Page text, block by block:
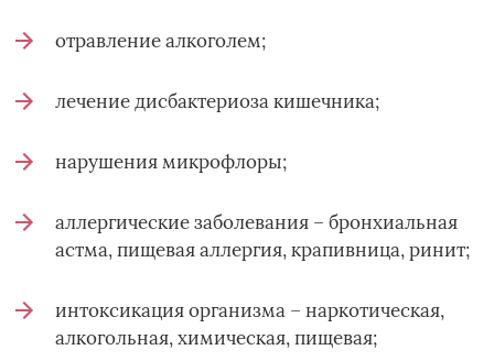
отравление алкоголем;
лечение дисбактериоза кишечника;
нарушения микрофлоры;
аллергические заболевания – бронхиальная
астма, пищевая аллергия, крапивница, ринит;
интоксикация организма – наркотическая,
алкогольная, химическая, пищевая;